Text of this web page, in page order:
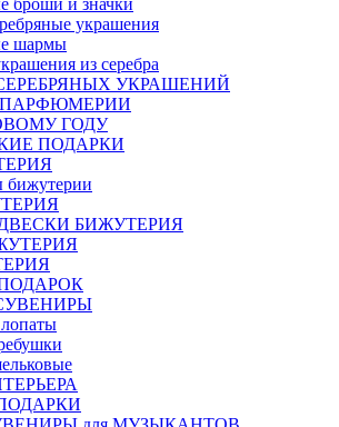
украшения
шармы
из серебра
УКРАШЕНИЙ
ГОДУ
ПОДАРКИ
бижутерии
БИЖУТЕРИЯ